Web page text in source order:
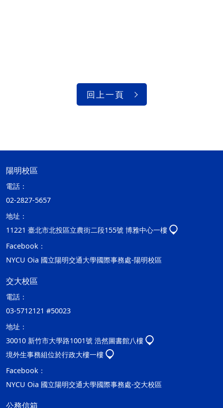
回上一頁
陽明校區
電話：
02-2827-5657
地址：
11221 臺北市北投區立農街二段155號 博雅中心一樓
Facebook：
NYCU Oia 國立陽明交通大學國際事務處-陽明校區
交大校區
電話：
03-5712121 #50023
地址：
30010 新竹市大學路1001號 浩然圖書館八樓
境外生事務組位於行政大樓一樓
Facebook：
NYCU Oia 國立陽明交通大學國際事務處-交大校區
公務信箱